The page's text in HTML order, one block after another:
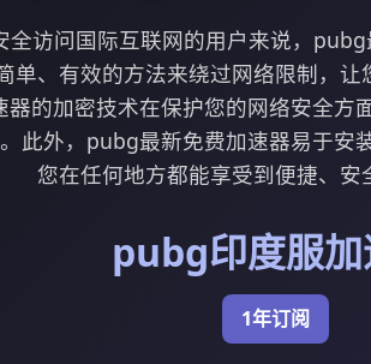
全访问国际互联网的用户来说，
单、有效的方法来绕过网络限制，让
的加密技术在保护您的网络安全方
此外，pubg最新免费加速器易于安
您在任何地方都能享受到便捷、安
pubg印度服加
1年订阅